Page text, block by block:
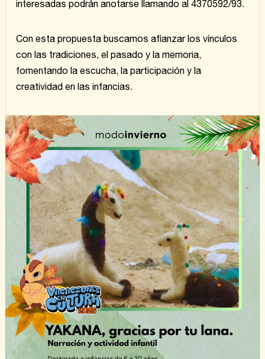
interesadas podrán anotarse llamando al 4370592/93.
Con esta propuesta buscamos afianzar los vínculos
con las tradiciones, el pasado y la memoria,
fomentando la escucha, la participación y la
creatividad en las infancias.